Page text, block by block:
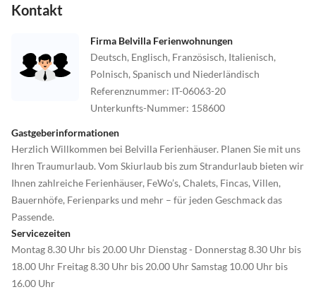
Kontakt
Firma Belvilla Ferienwohnungen
Deutsch, Englisch, Französisch, Italienisch,
Polnisch, Spanisch und Niederländisch
Referenznummer: IT-06063-20
Unterkunfts-Nummer: 158600
Gastgeberinformationen
Herzlich Willkommen bei Belvilla Ferienhäuser. Planen Sie mit uns
Ihren Traumurlaub. Vom Skiurlaub bis zum Strandurlaub bieten wir
Ihnen zahlreiche Ferienhäuser, FeWo’s, Chalets, Fincas, Villen,
Bauernhöfe, Ferienparks und mehr – für jeden Geschmack das
Passende.
Servicezeiten
Montag 8.30 Uhr bis 20.00 Uhr Dienstag - Donnerstag 8.30 Uhr bis
18.00 Uhr Freitag 8.30 Uhr bis 20.00 Uhr Samstag 10.00 Uhr bis
16.00 Uhr